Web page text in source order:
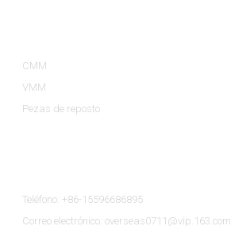
CMM
VMM
Pezas de reposto
Teléfono: +86-15596686895
Correo electrónico: overseas0711@vip.163.com